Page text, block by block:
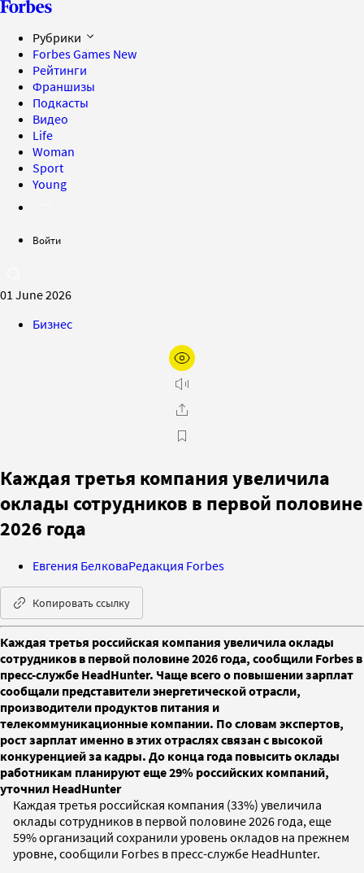
Рубрики
Forbes Games New
Рейтинги
Франшизы
Подкасты
Видео
Life
Woman
Sport
Young
Войти
01 June 2026
Бизнес
Каждая третья компания увеличила
оклады сотрудников в первой половине
2026 года
Евгения БелковаРедакция Forbes
Копировать ссылку
Каждая третья российская компания увеличила оклады
сотрудников в первой половине 2026 года, сообщили Forbes в
пресс-службе HeadHunter. Чаще всего о повышении зарплат
сообщали представители энергетической отрасли,
производители продуктов питания и
телекоммуникационные компании. По словам экспертов,
рост зарплат именно в этих отраслях связан с высокой
конкуренцией за кадры. До конца года повысить оклады
работникам планируют еще 29% российских компаний,
уточнил HeadHunter
Каждая третья российская компания (33%) увеличила
оклады сотрудников в первой половине 2026 года, еще
59% организаций сохранили уровень окладов на прежнем
уровне, сообщили Forbes в пресс-службе HeadHunter.